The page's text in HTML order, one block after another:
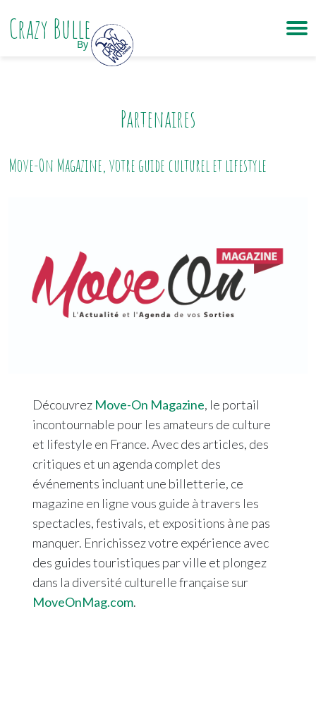
Crazy Bulle
By
Partenaires
Move-On Magazine, votre guide culturel et lifestyle
Découvrez Move-On Magazine, le portail
incontournable pour les amateurs de culture
et lifestyle en France. Avec des articles, des
critiques et un agenda complet des
événements incluant une billetterie, ce
magazine en ligne vous guide à travers les
spectacles, festivals, et expositions à ne pas
manquer. Enrichissez votre expérience avec
des guides touristiques par ville et plongez
dans la diversité culturelle française sur
MoveOnMag.com.